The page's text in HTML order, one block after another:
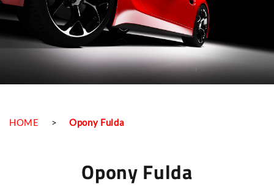
HOME > Opony Fulda
Opony Fulda